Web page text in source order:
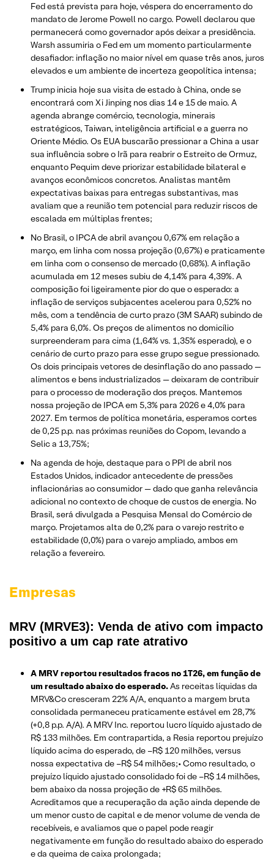
Fed está prevista para hoje, véspera do encerramento do
mandato de Jerome Powell no cargo. Powell declarou que
permanecerá como governador após deixar a presidência.
Warsh assumiria o Fed em um momento particularmente
desafiador: inflação no maior nível em quase três anos, juros
elevados e um ambiente de incerteza geopolítica intensa;
Trump inicia hoje sua visita de estado à China, onde se
encontrará com Xi Jinping nos dias 14 e 15 de maio. A
agenda abrange comércio, tecnologia, minerais
estratégicos, Taiwan, inteligência artificial e a guerra no
Oriente Médio. Os EUA buscarão pressionar a China a usar
sua influência sobre o Irã para reabrir o Estreito de Ormuz,
enquanto Pequim deve priorizar estabilidade bilateral e
avanços econômicos concretos. Analistas mantêm
expectativas baixas para entregas substantivas, mas
avaliam que a reunião tem potencial para reduzir riscos de
escalada em múltiplas frentes;
No Brasil, o IPCA de abril avançou 0,67% em relação a
março, em linha com nossa projeção (0,67%) e praticamente
em linha com o consenso de mercado (0,68%). A inflação
acumulada em 12 meses subiu de 4,14% para 4,39%. A
composição foi ligeiramente pior do que o esperado: a
inflação de serviços subjacentes acelerou para 0,52% no
mês, com a tendência de curto prazo (3M SAAR) subindo de
5,4% para 6,0%. Os preços de alimentos no domicílio
surpreenderam para cima (1,64% vs. 1,35% esperado), e o
cenário de curto prazo para esse grupo segue pressionado.
Os dois principais vetores de desinflação do ano passado —
alimentos e bens industrializados — deixaram de contribuir
para o processo de moderação dos preços. Mantemos
nossa projeção de IPCA em 5,3% para 2026 e 4,0% para
2027. Em termos de política monetária, esperamos cortes
de 0,25 p.p. nas próximas reuniões do Copom, levando a
Selic a 13,75%;
Na agenda de hoje, destaque para o PPI de abril nos
Estados Unidos, indicador antecedente de pressões
inflacionárias ao consumidor — dado que ganha relevância
adicional no contexto de choque de custos de energia. No
Brasil, será divulgada a Pesquisa Mensal do Comércio de
março. Projetamos alta de 0,2% para o varejo restrito e
estabilidade (0,0%) para o varejo ampliado, ambos em
relação a fevereiro.
Empresas
MRV (MRVE3): Venda de ativo com impacto
positivo a um cap rate atrativo
A MRV reportou resultados fracos no 1T26, em função de
um resultado abaixo do esperado.As receitas líquidas da
MRV&Co cresceram 22% A/A, enquanto a margem bruta
consolidada permaneceu praticamente estável em 28,7%
(+0,8 p.p. A/A). A MRV Inc. reportou lucro líquido ajustado de
R$ 133 milhões. Em contrapartida, a Resia reportou prejuízo
líquido acima do esperado, de –R$ 120 milhões, versus
nossa expectativa de –R$ 54 milhões;• Como resultado, o
prejuízo líquido ajustado consolidado foi de –R$ 14 milhões,
bem abaixo da nossa projeção de +R$ 65 milhões.
Acreditamos que a recuperação da ação ainda depende de
um menor custo de capital e de menor volume de venda de
recebíveis, e avaliamos que o papel pode reagir
negativamente em função do resultado abaixo do esperado
e da queima de caixa prolongada;